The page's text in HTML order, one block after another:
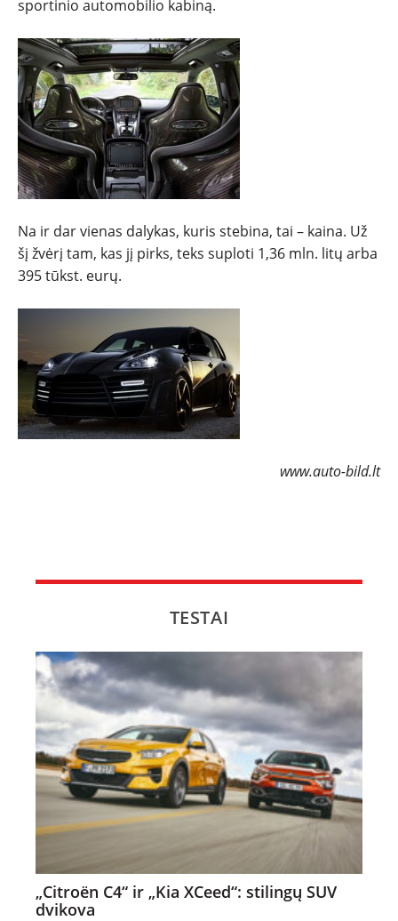
sportinio automobilio kabiną.
Na ir dar vienas dalykas, kuris stebina, tai – kaina. Už
šį žvėrį tam, kas jį pirks, teks suploti 1,36 mln. litų arba
395 tūkst. eurų.
www.auto-bild.lt
TESTAI
„Citroën C4“ ir „Kia XCeed“: stilingų SUV
dvikova